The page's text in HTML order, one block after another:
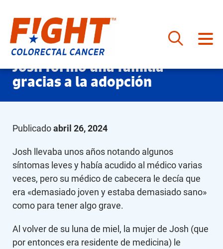
Saltar
al
contenido
Josh formó una familia
gracias a la adopción
Publicadoabril 26, 2024
Josh llevaba unos años notando algunos
síntomas leves y había acudido al médico varias
veces, pero su médico de cabecera le decía que
era «demasiado joven y estaba demasiado sano»
como para tener algo grave.
Al volver de su luna de miel, la mujer de Josh (que
por entonces era residente de medicina) le